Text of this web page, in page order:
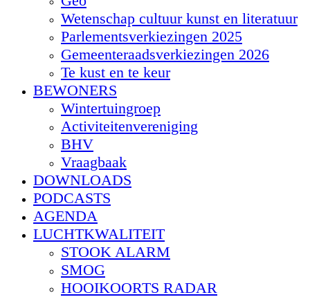
Wetenschap cultuur kunst en literatuur
Parlementsverkiezingen 2025
Gemeenteraadsverkiezingen 2026
Te kust en te keur
BEWONERS
Wintertuingroep
Activiteitenvereniging
BHV
Vraagbaak
DOWNLOADS
PODCASTS
AGENDA
LUCHTKWALITEIT
STOOK ALARM
SMOG
HOOIKOORTS RADAR